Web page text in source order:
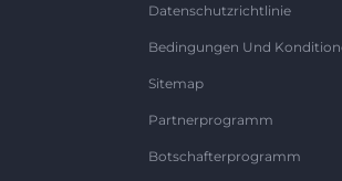
Datenschutzrichtlinie
Bedingungen Und
Sitemap
Partnerprogramm
Botschafterprogramm